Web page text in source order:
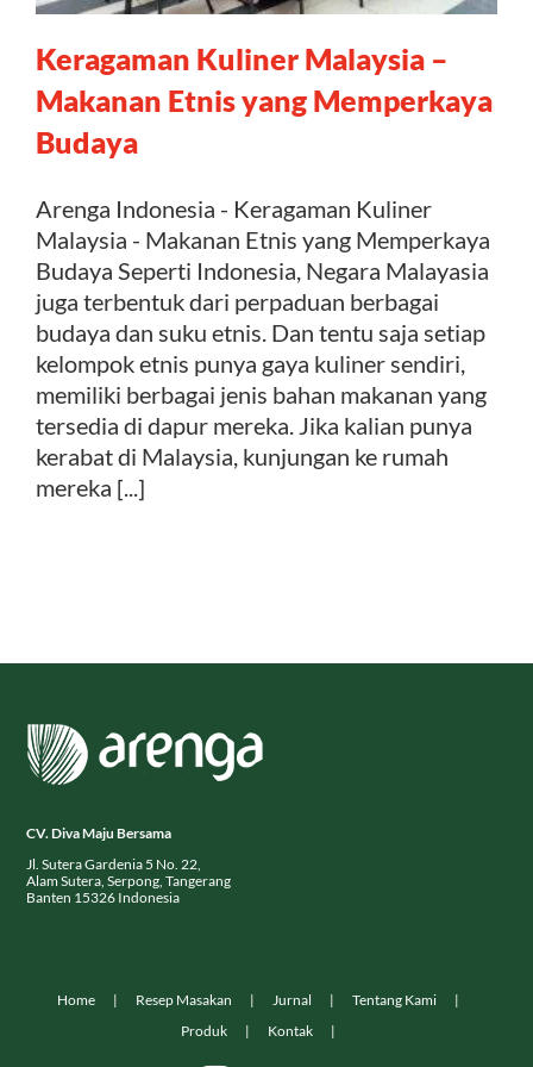
Kontak
Keragaman Kuliner Malaysia –
Makanan Etnis yang Memperkaya
Budaya
Arenga Indonesia - Keragaman Kuliner
Malaysia - Makanan Etnis yang Memperkaya
Budaya Seperti Indonesia, Negara Malayasia
juga terbentuk dari perpaduan berbagai
budaya dan suku etnis. Dan tentu saja setiap
kelompok etnis punya gaya kuliner sendiri,
memiliki berbagai jenis bahan makanan yang
tersedia di dapur mereka. Jika kalian punya
kerabat di Malaysia, kunjungan ke rumah
mereka [...]
CV. Diva Maju Bersama
Jl. Sutera Gardenia 5 No. 22,
Alam Sutera, Serpong, Tangerang
Banten 15326 Indonesia
Home Resep Masakan Jurnal
Tentang Kami
Produk
Kontak